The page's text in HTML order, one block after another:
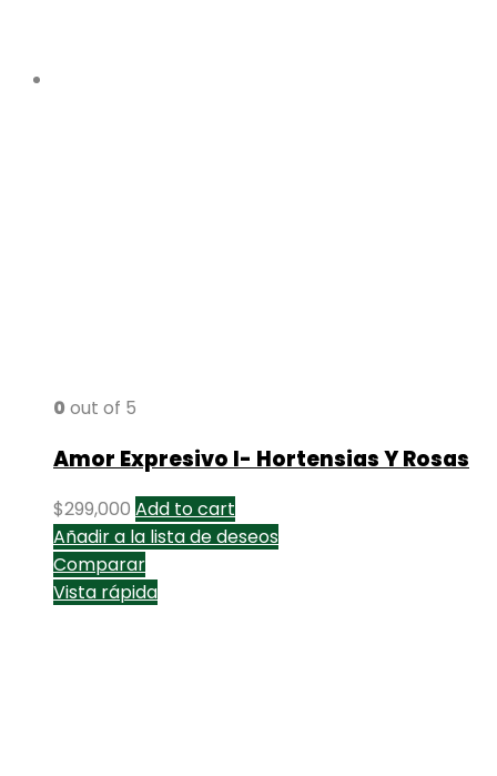
0 out of 5
Amor Expresivo I- Hortensias Y Rosas
$299,000 Add to cart
Añadir a la lista de deseos
Comparar
Vista rápida